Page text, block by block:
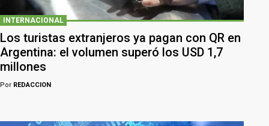
INTERNACIONAL
Los turistas extranjeros ya pagan con QR en
Argentina: el volumen superó los USD 1,7
millones
Por REDACCION